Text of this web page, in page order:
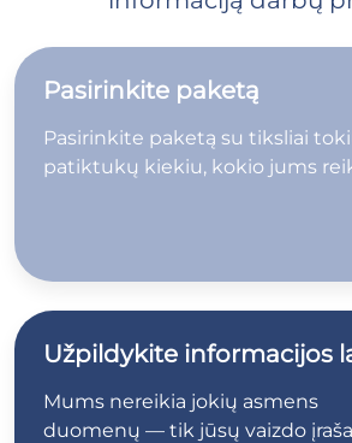
Pasirinkite paketą
Pasirinkite paketą su tiksliai
patiktukų kiekiu, kokio jums
Užpildykite informacijos
Mums nereikia jokių asmens
duomenų — tik jūsų vaizdo